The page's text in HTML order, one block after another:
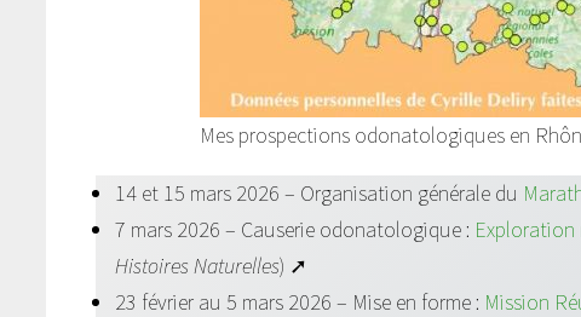
Mes prospections odonatologiques en
14 et 15 mars 2026 – Organisation générale du
7 mars 2026 – Causerie odonatologique : Exploration
Histoires Naturelles) ➚
23 février au 5 mars 2026 – Mise en forme : Mission